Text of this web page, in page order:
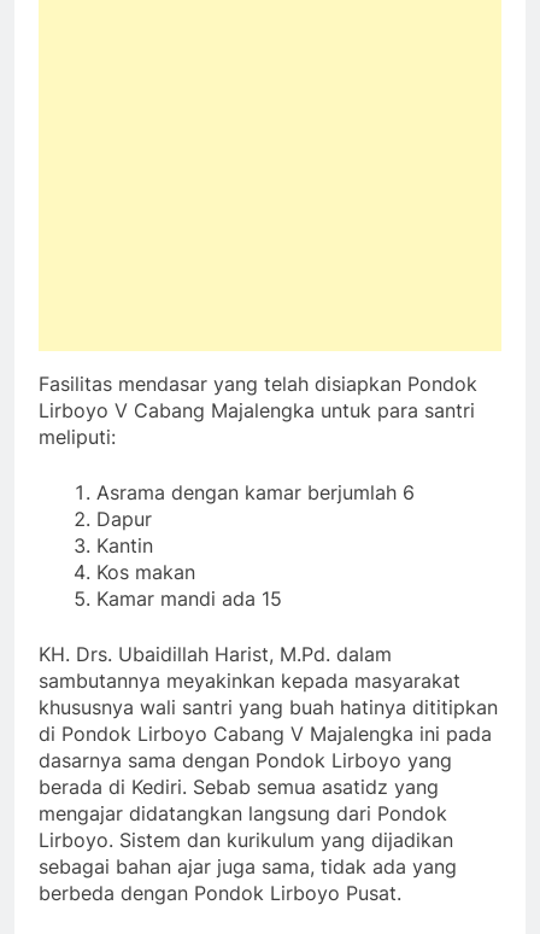
Fasilitas mendasar yang telah disiapkan Pondok
Lirboyo V Cabang Majalengka untuk para santri
meliputi:
Asrama dengan kamar berjumlah 6
Dapur
Kantin
Kos makan
Kamar mandi ada 15
KH. Drs. Ubaidillah Harist, M.Pd. dalam
sambutannya meyakinkan kepada masyarakat
khususnya wali santri yang buah hatinya dititipkan
di Pondok Lirboyo Cabang V Majalengka ini pada
dasarnya sama dengan Pondok Lirboyo yang
berada di Kediri. Sebab semua asatidz yang
mengajar didatangkan langsung dari Pondok
Lirboyo. Sistem dan kurikulum yang dijadikan
sebagai bahan ajar juga sama, tidak ada yang
berbeda dengan Pondok Lirboyo Pusat.